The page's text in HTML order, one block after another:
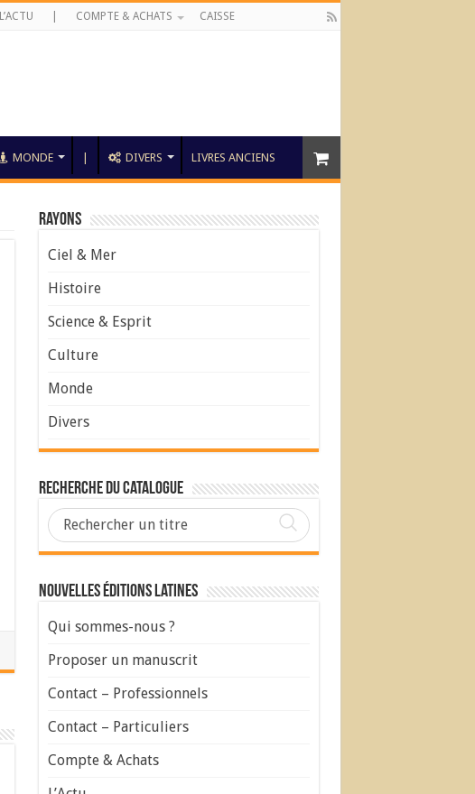
L’ACTU COMPTE & ACHATS CAISSE
MONDE DIVERS LIVRES ANCIENS
Rayons
Ciel & Mer
Histoire
Science & Esprit
Culture
Monde
Divers
Recherche du Catalogue
Nouvelles Éditions Latines
Qui sommes-nous ?
Proposer un manuscrit
Contact – Professionnels
Contact – Particuliers
Compte & Achats